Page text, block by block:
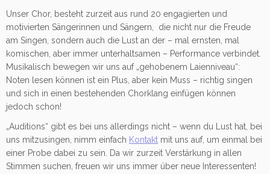
Unser Chor, besteht zurzeit aus rund 20 engagierten und
motivierten Sängerinnen und Sängern, die nicht nur die Freude
am Singen, sondern auch die Lust an der – mal ernsten, mal
komischen, aber immer unterhaltsamen – Performance verbindet.
Musikalisch bewegen wir uns auf „gehobenem Laienniveau“:
Noten lesen können ist ein Plus, aber kein Muss – richtig singen
und sich in einen bestehenden Chorklang einfügen können
jedoch schon!
„Auditions“ gibt es bei uns allerdings nicht – wenn du Lust hat, bei
uns mitzusingen, nimm einfach Kontakt mit uns auf, um einmal bei
einer Probe dabei zu sein. Da wir zurzeit Verstärkung in allen
Stimmen suchen, freuen wir uns immer über neue Interessenten!